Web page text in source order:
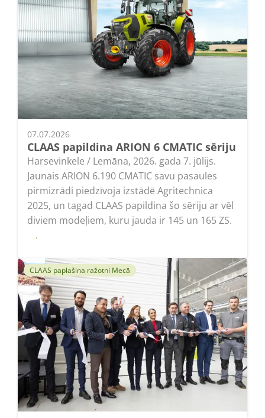
07.07.2026
CLAAS papildina ARION 6 CMATIC sēriju
Harsevinkele / Lemāna, 2026. gada 7. jūlijs.
Jaunais ARION 6.190 CMATIC savu pasaules
pirmizrādi piedzīvoja izstādē Agritechnica
2025, un tagad CLAAS papildina šo sēriju ar vēl
diviem modeļiem, kuru jauda ir 145 un 165 ZS.
Lasīt
CLAAS paplašina ražotni Mecā